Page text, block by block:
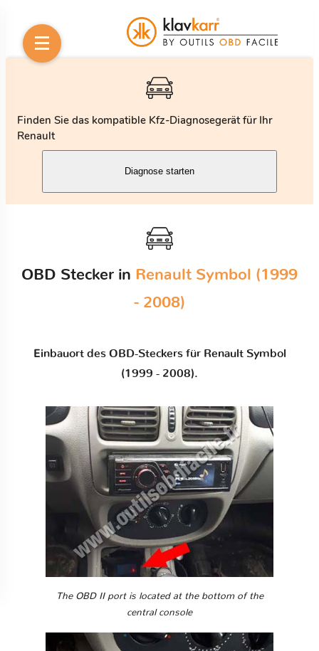
Finden Sie das kompatible Kfz-Diagnosegerät für Ihr
Renault
Diagnose starten
OBD Stecker in Renault Symbol (1999
- 2008)
Einbauort des OBD-Steckers für Renault Symbol
(1999 - 2008).
The OBD II port is located at the bottom of the
central console